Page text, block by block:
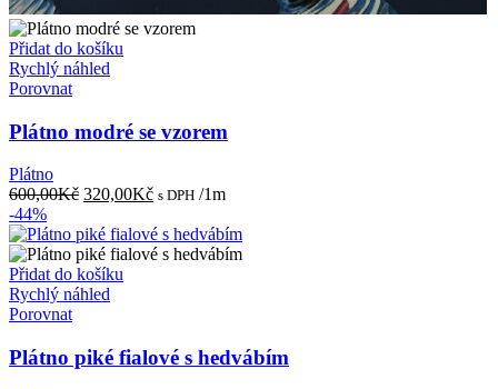
Přidat do košíku
Rychlý náhled
Porovnat
Plátno modré se vzorem
Plátno
600,00Kč Původní
byla:
600,00Kč.
320,00KčAktuální
je:
320,00Kč.
s DPH /1m
-44%
Přidat do košíku
Rychlý náhled
Porovnat
Plátno piké fialové s hedvábím